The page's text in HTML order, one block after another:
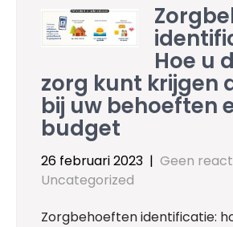
Hoe u
zorg kunt krijgen
bij uw behoeften
budget
26 februari 2023 | Geen
Uncategorized
Zorgbehoeften identificatie: